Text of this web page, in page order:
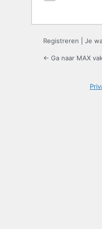
Registreren Je
← Ga naar MAX